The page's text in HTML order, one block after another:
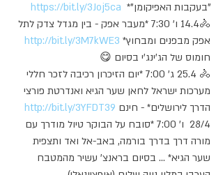
"בעקבות האפיקומן"* https://bit.ly/3Joj5ca
🚴14.4 ו' 7:30 *מעבר אפק - בין מגדל צדק לתל
אפק מבפנים ומבחוץ* http://bit.ly/3M7kWE3
חומוס של הג'ינג'י בסיום 😋
🚴 25.4 ג' 7:00 *יום הזיכרון רכיבה לזכר חללי
מערכות ישראל לחאן שער הגיא ואנדרטת פורצי
הדרך לירושלים* - חינם http://bit.ly/3YFDT39
28/4  ו' 7:00 *סובח על הבוקר טיול מודרך עם
מורה דרך בדרך בורמה, באב-אל ואד ותצפית
שער הגיא* ... בסיום בראנצ' עשיר מהמטבח